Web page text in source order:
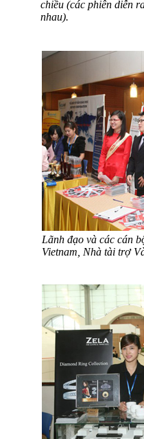
chiều (các phiên diễn
nhau).
Lãnh đạo và các cán
Vietnam, Nhà tài trợ